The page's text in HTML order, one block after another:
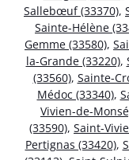
Sallebœuf (33370),
Sainte-Hélène
Gemme (33580),
la-Grande (33220),
(33560), Sainte-
Médoc (33340),
Vivien-de-
(33590), Saint-
Pertignas (33420),